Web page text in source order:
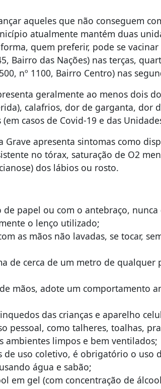
aqueles que não conseguem
atualmente mantém duas
quem preferir, pode se vacinar
Bairro das Nações) nas terças,
nº 1100, Bairro Centro) nas
geralmente ao menos dois
calafrios, dor de garganta, dor
casos de Covid-19 e das
Grave apresenta sintomas como
no tórax, saturação de O2
dos lábios ou rosto.
papel ou com o antebraço, nunca
o lenço utilizado;
as mãos não lavadas, se tocar,
de cerca de um metro de qualquer
mãos, adote um comportamento
das crianças e aparelho
pessoal, como talheres, toalhas,
ambientes limpos e bem ventilados;
de uso coletivo, é obrigatório o uso
água e sabão;
em gel (com concentração de